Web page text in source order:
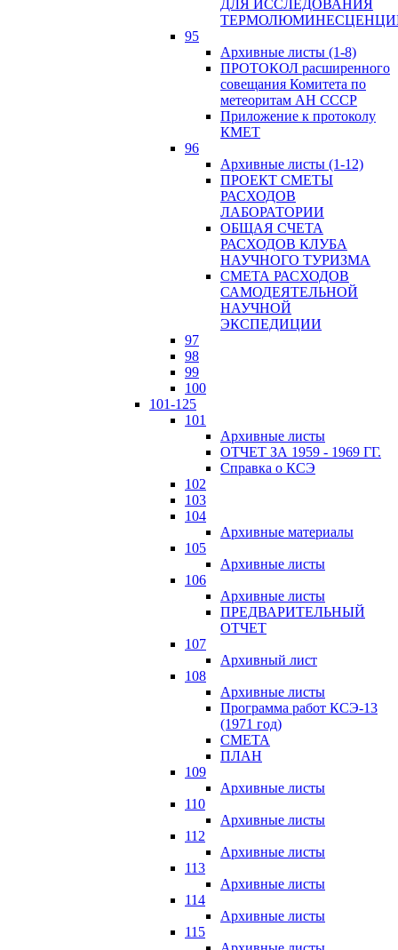
ДЛЯ ИССЛЕДОВАНИЯ
95
Архивные листы (1-8)
ПРОТОКОЛ расширенного
совещания Комитета по
метеоритам АН СССР
Приложение к протоколу
КМЕТ
96
Архивные листы (1-12)
ПРОЕКТ СМЕТЫ
РАСХОДОВ
ЛАБОРАТОРИИ
ОБЩАЯ СЧЕТА
РАСХОДОВ КЛУБА
НАУЧНОГО ТУРИЗМА
СМЕТА РАСХОДОВ
САМОДЕЯТЕЛЬНОЙ
НАУЧНОЙ
ЭКСПЕДИЦИИ
97
98
99
100
101-125
101
Архивные листы
ОТЧЕТ ЗА 1959 - 1969 ГГ.
Справка о КСЭ
102
103
104
Архивные материалы
105
Архивные листы
106
Архивные листы
ПРЕДВАРИТЕЛЬНЫЙ
ОТЧЕТ
107
Архивный лист
108
Архивные листы
Программа работ КСЭ-13
(1971 год)
СМЕTA
ПЛАН
109
Архивные листы
110
Архивные листы
112
Архивные листы
113
Архивные листы
114
Архивные листы
115